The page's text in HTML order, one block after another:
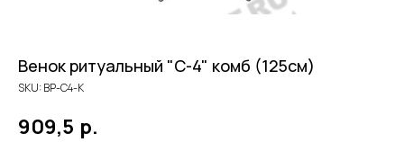
Венок ритуальный "С-4" комб (125см)
SKU:ВР-С4-К
909,5 р.